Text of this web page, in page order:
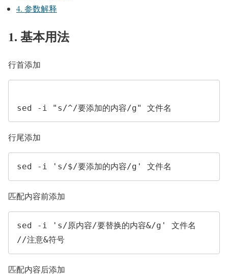
4. 参数解释
1. 基本用法
行首添加
sed -i "s/^/要添加的内容/g" 文件名
行尾添加
匹配内容前添加
sed -i 's/原内容/要替换的内容&/g' 文件名
匹配内容后添加